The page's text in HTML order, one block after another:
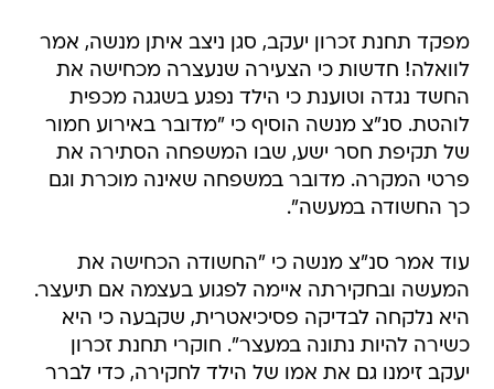
מפקד תחנת זכרון יעקב, סגן ניצב איתן מנשה, אמר
לוואלה! חדשות כי הצעירה שנעצרה מכחישה את
החשד נגדה וטוענת כי הילד נפגע בשגגה מכפית
לוהטת. סנ"צ מנשה הוסיף כי "מדובר באירוע חמור
של תקיפת חסר ישע, שבו המשפחה הסתירה את
פרטי המקרה. מדובר במשפחה שאינה מוכרת וגם
כך החשודה במעשה".
עוד אמר סנ"צ מנשה כי "החשודה הכחישה את
המעשה ובחקירתה איימה לפגוע בעצמה אם תיעצר.
היא נלקחה לבדיקה פסיכיאטרית, שקבעה כי היא
כשירה להיות נתונה במעצר". חוקרי תחנת זכרון
יעקב זימנו גם את אמו של הילד לחקירה, כדי לברר